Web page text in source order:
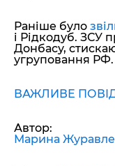
Раніше було
і Рідкодуб. ЗСУ
Донбасу,
угруповання РФ.
ВАЖЛИВЕ
Автор:
Марина